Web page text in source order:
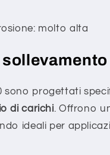
molto alta
sono progettati
di carichi. Offrono
ideali per